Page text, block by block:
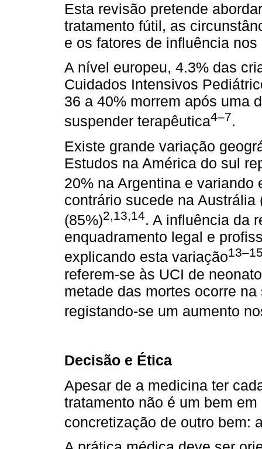
Esta revisão pretende
tratamento fútil, as
e os fatores de influência
A nível europeu, 4.3% das
Cuidados Intensivos
36 a 40% morrem após uma
suspender terapêutica4–7.
Existe grande variação
Estudos na América do sul
20% na Argentina e variando
contrário sucede na
(85%)2,13,14. A influência da
enquadramento legal e
explicando esta variação
referem-se às UCI de
metade das mortes ocorre
registando-se um aumento
Decisão e Ética
Apesar de a medicina ter
tratamento não é um bem
concretização de outro bem: